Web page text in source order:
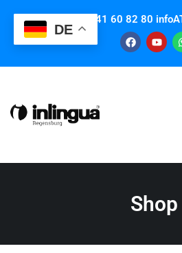
Contact us: +49 941 60 82 80
Shop
DE